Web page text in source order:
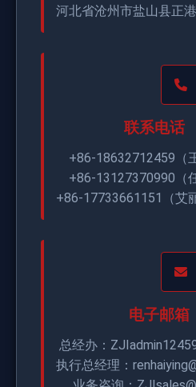
河北省沧州市盐山县正
联系电话
+86-18632712459（
+86-13127370990（
+86-17733661151（艾
电子邮箱
总经办：
执行总经理：